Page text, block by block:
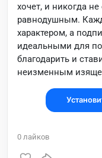
хочет, и никогда
равнодушным.
характером, а
идеальными для
благодарить и
неизменным
0 лайков